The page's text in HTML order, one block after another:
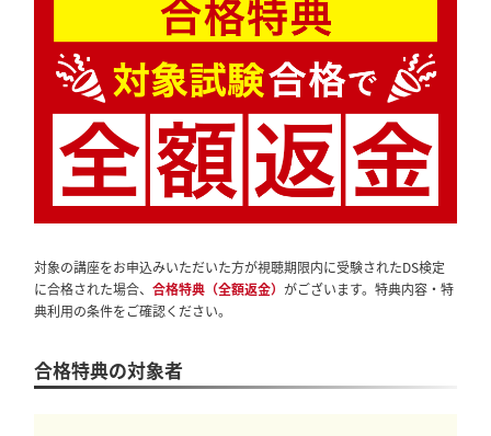
対象の講座をお申込みいただいた方が視聴期限内に受験されたDS検定
に合格された場合、 合格特典（全額返金） がございます。特典内容・特
典利用の条件をご確認ください。
合格特典の対象者